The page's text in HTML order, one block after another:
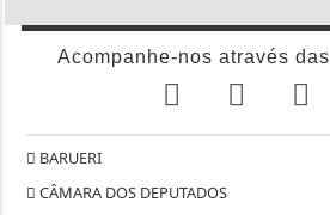
Acompanhe-nos através
BARUERI
CÂMARA DOS DEPUTADOS